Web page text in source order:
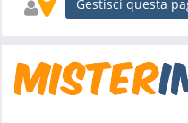
Gestisci questa